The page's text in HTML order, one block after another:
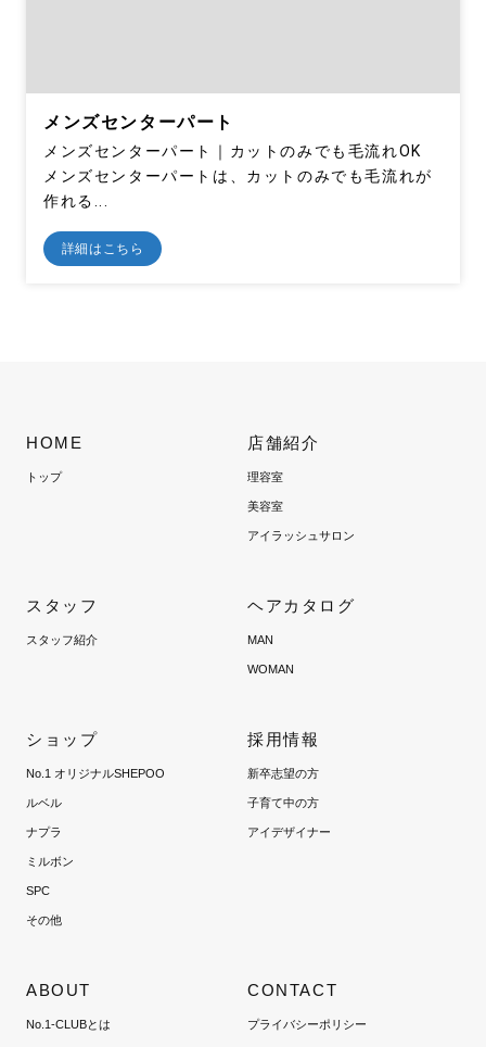
メンズセンターパート
メンズセンターパート｜カットのみでも毛流れOK
メンズセンターパートは、カットのみでも毛流れが
作れる...
詳細はこちら
HOME
トップ
店舗紹介
理容室
美容室
アイラッシュサロン
スタッフ
スタッフ紹介
ヘアカタログ
MAN
WOMAN
ショップ
No.1 オリジナルSHEPOO
ルベル
ナプラ
ミルボン
SPC
その他
採用情報
新卒志望の方
子育て中の方
アイデザイナー
ABOUT
No.1-CLUBとは
CONTACT
プライバシーポリシー